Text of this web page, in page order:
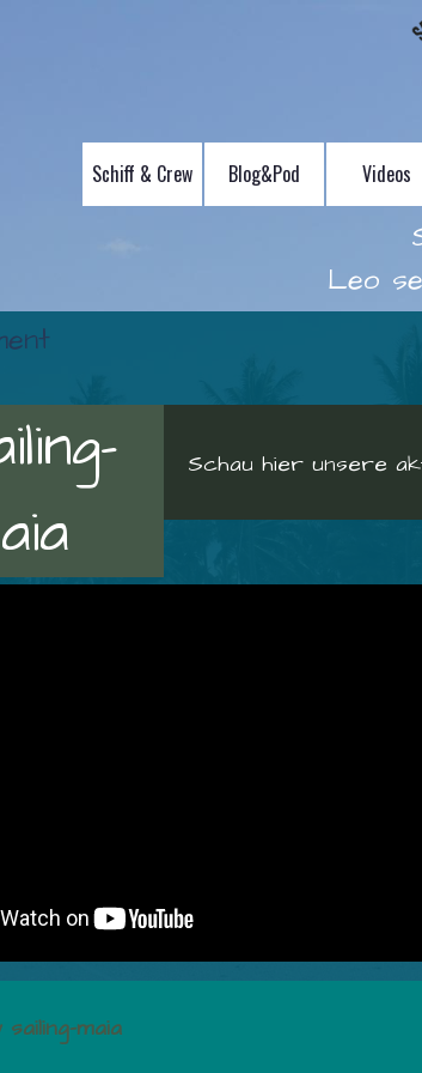
Leo
Schiff & Crew Blog&Pod Videos
Schau hier unsere
maia